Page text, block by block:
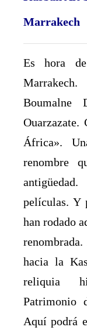
Marrakech
Es hora
Boumalne
Ouarzazate.
África».
renombre
películas. Y
han rodado
hacia la
reliquia
Patrimonio
Aquí podrá